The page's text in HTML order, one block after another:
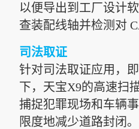
以便导出到工厂设计
查装配线轴并检测对
司法取证
针对司法取证应用，
下，天宝X9的高速扫
捕捉犯罪现场和车辆
限度地减少道路封闭